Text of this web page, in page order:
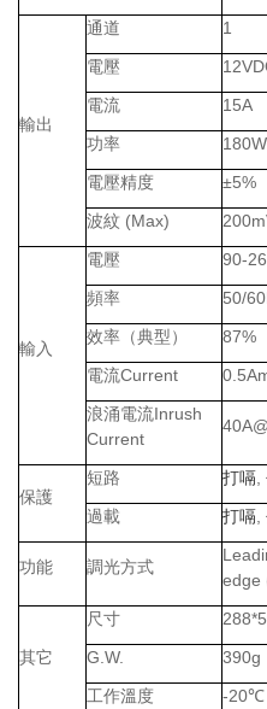
輸出
通道
1
電壓
電流
15A
功率
180W
電壓精度
±5%
波紋 (Max)
輸入
電壓
90-
頻率
50/
效率（典型）
87%
電流Current
浪涌電流Inrush
Current
保護
短路 打嗝
過載
打嗝
功能 調光方式
edge
其它
尺寸
G.W.
390g
工作溫度
-20℃